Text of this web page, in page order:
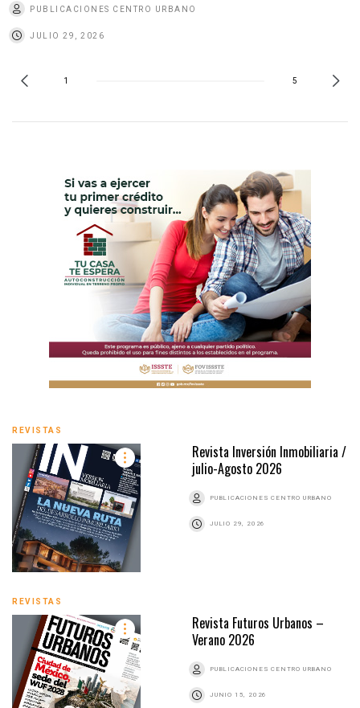
PUBLICACIONES CENTRO URBANO
JULIO 29, 2026
1 5
REVISTAS
Revista Inversión Inmobiliaria /
julio-Agosto 2026
PUBLICACIONES CENTRO URBANO
JULIO 29, 2026
REVISTAS
Revista Futuros Urbanos –
Verano 2026
PUBLICACIONES CENTRO URBANO
JUNIO 15, 2026